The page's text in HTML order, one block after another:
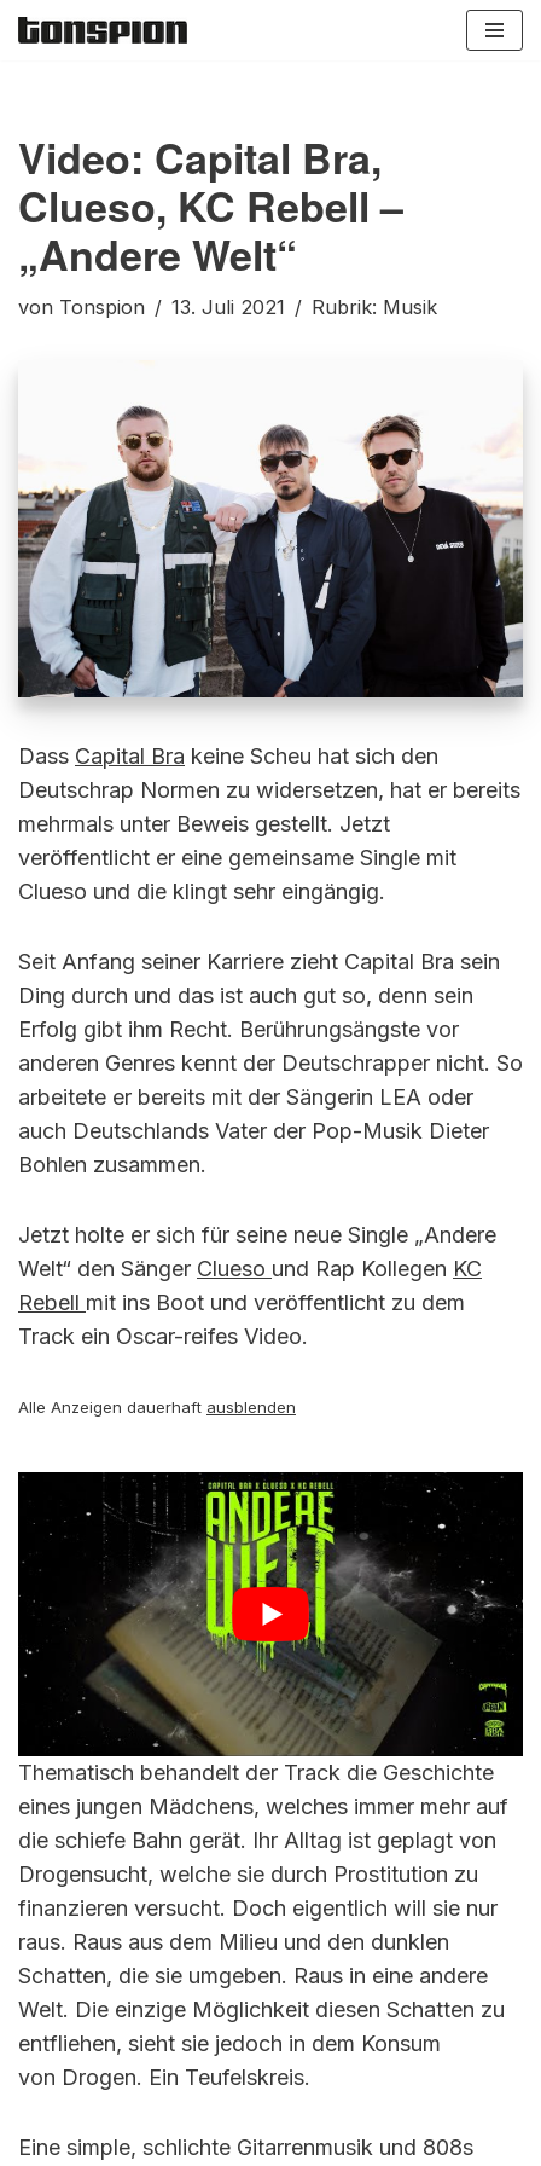
Video: Capital Bra,
Clueso, KC Rebell –
„Andere Welt“
von Tonspion 13. Juli 2021 Rubrik: Musik
Dass Capital Bra keine Scheu hat sich den
Deutschrap Normen zu widersetzen, hat er bereits
mehrmals unter Beweis gestellt. Jetzt
veröffentlicht er eine gemeinsame Single mit
Clueso und die klingt sehr eingängig.
Seit Anfang seiner Karriere zieht Capital Bra sein
Ding durch und das ist auch gut so, denn sein
Erfolg gibt ihm Recht. Berührungsängste vor
anderen Genres kennt der Deutschrapper nicht. So
arbeitete er bereits mit der Sängerin LEA oder
auch Deutschlands Vater der Pop-Musik Dieter
Bohlen zusammen.
Jetzt holte er sich für seine neue Single „Andere
Welt“ den Sänger Clueso und Rap Kollegen KC
Rebell mit ins Boot und veröffentlicht zu dem
Track ein Oscar-reifes Video.
Alle Anzeigen dauerhaft ausblenden
Thematisch behandelt der Track die Geschichte
eines jungen Mädchens, welches immer mehr auf
die schiefe Bahn gerät. Ihr Alltag ist geplagt von
Drogensucht, welche sie durch Prostitution zu
finanzieren versucht. Doch eigentlich will sie nur
raus. Raus aus dem Milieu und den dunklen
Schatten, die sie umgeben. Raus in eine andere
Welt. Die einzige Möglichkeit diesen Schatten zu
entfliehen, sieht sie jedoch in dem Konsum
von Drogen. Ein Teufelskreis.
Eine simple, schlichte Gitarrenmusik und 808s